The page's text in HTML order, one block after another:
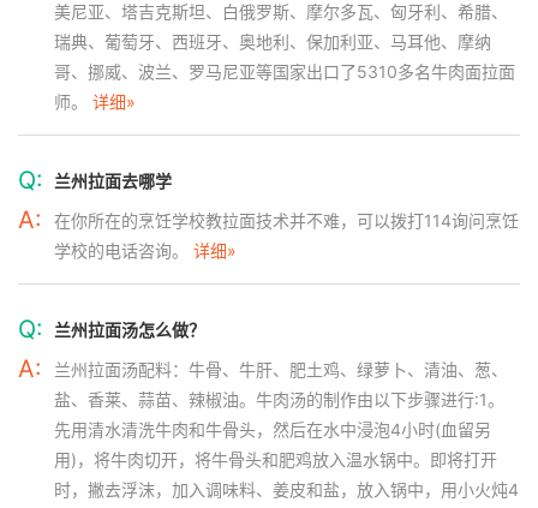
美尼亚、塔吉克斯坦、白俄罗斯、摩尔多瓦、匈牙利、希腊、
瑞典、葡萄牙、西班牙、奥地利、保加利亚、马耳他、摩纳
哥、挪威、波兰、罗马尼亚等国家出口了5310多名牛肉面拉面
师。 详细»
Q: 兰州拉面去哪学
A:
在你所在的烹饪学校教拉面技术并不难，可以拨打114询问烹饪
学校的电话咨询。 详细»
Q: 兰州拉面汤怎么做？
A:
兰州拉面汤配料：牛骨、牛肝、肥土鸡、绿萝卜、清油、葱、
盐、香莱、蒜苗、辣椒油。牛肉汤的制作由以下步骤进行:1。
先用清水清洗牛肉和牛骨头，然后在水中浸泡4小时(血留另
用)，将牛肉切开，将牛骨头和肥鸡放入温水锅中。即将打开
时，撇去浮沫，加入调味料、姜皮和盐，放入锅中，用小火炖4